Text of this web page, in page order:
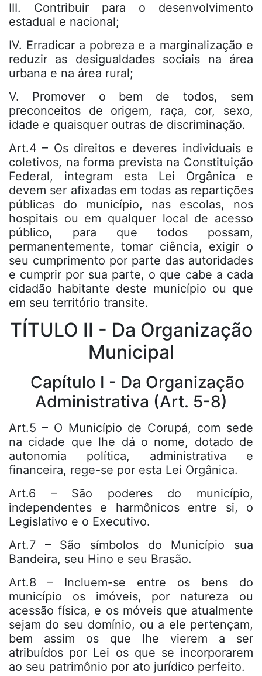
III. Contribuir para o desenvolvimento
estadual e nacional;
IV. Erradicar a pobreza e a marginalização e
reduzir as desigualdades sociais na área
urbana e na área rural;
V. Promover o bem de todos, sem
preconceitos de origem, raça, cor, sexo,
idade e quaisquer outras de discriminação.
Art.4 – Os direitos e deveres individuais e
coletivos, na forma prevista na Constituição
Federal, integram esta Lei Orgânica e
devem ser afixadas em todas as repartições
públicas do município, nas escolas, nos
hospitais ou em qualquer local de acesso
público, para que todos possam,
permanentemente, tomar ciência, exigir o
seu cumprimento por parte das autoridades
e cumprir por sua parte, o que cabe a cada
cidadão habitante deste município ou que
em seu território transite.
TÍTULO II - Da Organização
Municipal
Capítulo I - Da Organização
Administrativa (Art. 5-8)
Art.5 – O Município de Corupá, com sede
na cidade que lhe dá o nome, dotado de
autonomia política, administrativa e
financeira, rege-se por esta Lei Orgânica.
Art.6 – São poderes do município,
independentes e harmônicos entre si, o
Legislativo e o Executivo.
Art.7 – São símbolos do Município sua
Bandeira, seu Hino e seu Brasão.
Art.8 – Incluem-se entre os bens do
município os imóveis, por natureza ou
acessão física, e os móveis que atualmente
sejam do seu domínio, ou a ele pertençam,
bem assim os que lhe vierem a ser
atribuídos por Lei os que se incorporarem
ao seu patrimônio por ato jurídico perfeito.